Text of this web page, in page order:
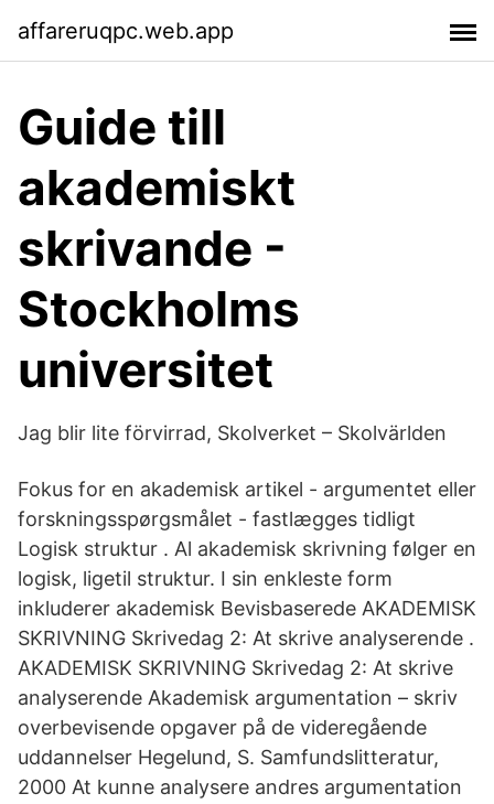
affareruqpc.web.app
Guide till
akademiskt
skrivande -
Stockholms
universitet
Jag blir lite förvirrad, Skolverket – Skolvärlden
Fokus for en akademisk artikel - argumentet eller
forskningsspørgsmålet - fastlægges tidligt
Logisk struktur . Al akademisk skrivning følger en
logisk, ligetil struktur. I sin enkleste form
inkluderer akademisk Bevisbaserede AKADEMISK
SKRIVNING Skrivedag 2: At skrive analyserende .
AKADEMISK SKRIVNING Skrivedag 2: At skrive
analyserende Akademisk argumentation – skriv
overbevisende opgaver på de videregående
uddannelser Hegelund, S. Samfundslitteratur,
2000 At kunne analysere andres argumentation